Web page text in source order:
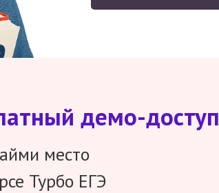
демо-доступ
место
Турбо ЕГЭ